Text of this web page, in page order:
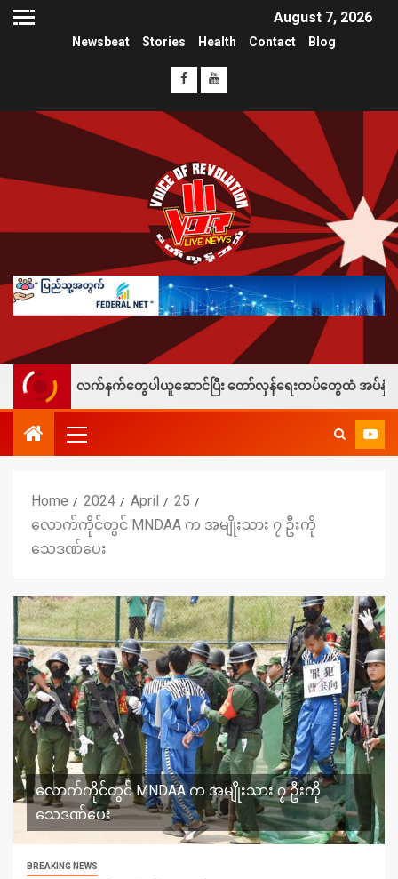
August 7, 2026
Newsbeat Stories Health Contact Blog
လက်နက်တွေပါယူဆောင်ပြီး တော်လှန်ရေးတပ်တွေထံ အပ်နှံလို့ သိန်းတစ်ရာ
Home 2024 April
25
လောက်ကိုင်တွင် MNDAA က အမျိုးသား ၇ ဦးကို
သေဒဏ်ပေး
လောက်ကိုင်တွင် MNDAA က အမျိုးသား ၇ ဦးကို
သေဒဏ်ပေး
BREAKING NEWS